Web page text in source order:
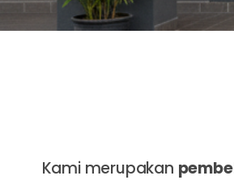
Kami merupakan